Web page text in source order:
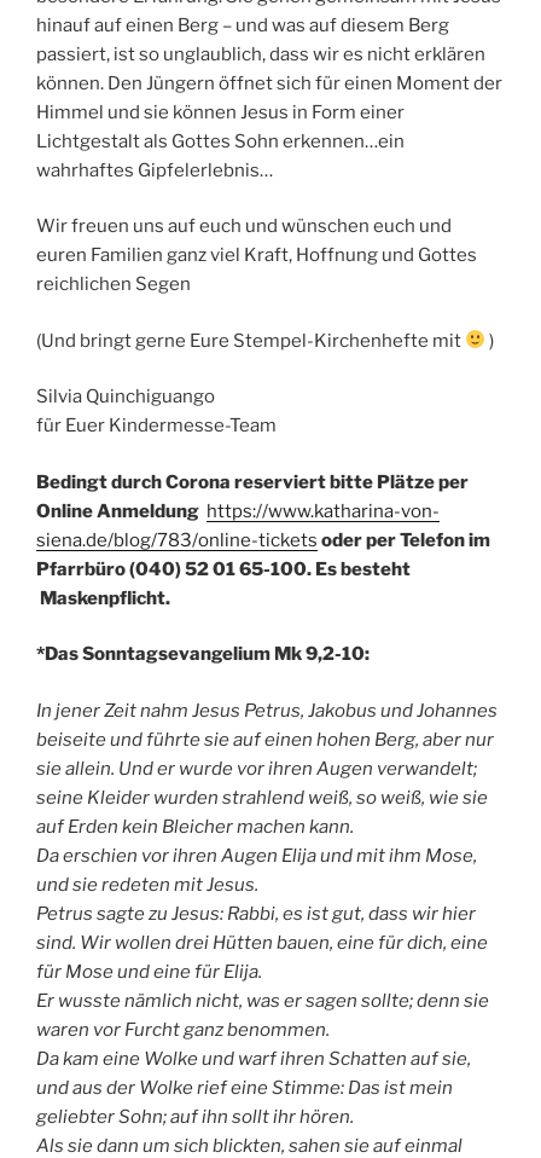
hinauf auf einen Berg – und was auf diesem Berg
passiert, ist so unglaublich, dass wir es nicht erklären
können. Den Jüngern öffnet sich für einen Moment der
Himmel und sie können Jesus in Form einer
Lichtgestalt als Gottes Sohn erkennen…ein
wahrhaftes Gipfelerlebnis…
Wir freuen uns auf euch und wünschen euch und
euren Familien ganz viel Kraft, Hoffnung und Gottes
reichlichen Segen
(Und bringt gerne Eure Stempel-Kirchenhefte mit )
Silvia Quinchiguango
für Euer Kindermesse-Team
Bedingt durch Corona reserviert bitte Plätze per
Online Anmeldung https://www.katharina-von-
siena.de/blog/783/online-tickets oder per Telefon im
Pfarrbüro(040) 52 01 65-100. Es besteht
Maskenpflicht.
*Das Sonntagsevangelium Mk 9,2-10:
In jener Zeit nahm Jesus Petrus, Jakobus und Johannes
beiseite und führte sie auf einen hohen Berg, aber nur
sie allein. Und er wurde vor ihren Augen verwandelt;
seine Kleider wurden strahlend weiß, so weiß, wie sie
auf Erden kein Bleicher machen kann.
Da erschien vor ihren Augen Elija und mit ihm Mose,
und sie redeten mit Jesus.
Petrus sagte zu Jesus: Rabbi, es ist gut, dass wir hier
sind. Wir wollen drei Hütten bauen, eine für dich, eine
für Mose und eine für Elija.
Er wusste nämlich nicht, was er sagen sollte; denn sie
waren vor Furcht ganz benommen.
Da kam eine Wolke und warf ihren Schatten auf sie,
und aus der Wolke rief eine Stimme: Das ist mein
geliebter Sohn; auf ihn sollt ihr hören.
Als sie dann um sich blickten, sahen sie auf einmal